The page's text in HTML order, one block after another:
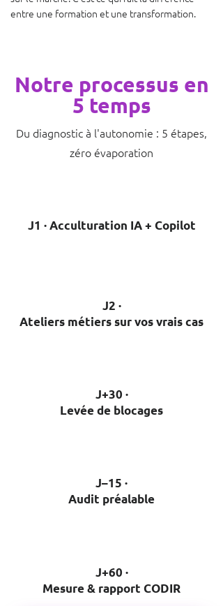
entre une formation et une transformation.
Notre processus en
5 temps
Du diagnostic à l'autonomie : 5 étapes,
zéro évaporation
J1 · Acculturation IA + Copilot
J2 ·
Ateliers métiers sur vos vrais cas
J+30 ·
Levée de blocages
J–15 ·
Audit préalable
J+60 ·
Mesure & rapport CODIR